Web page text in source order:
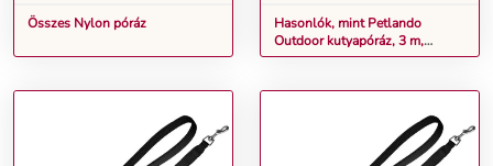
Összes Nylon póráz
Hasonlók, mint Petlando
Outdoor kutyapóráz, 3 m,
narancssárga, S: 300cm hosszú,